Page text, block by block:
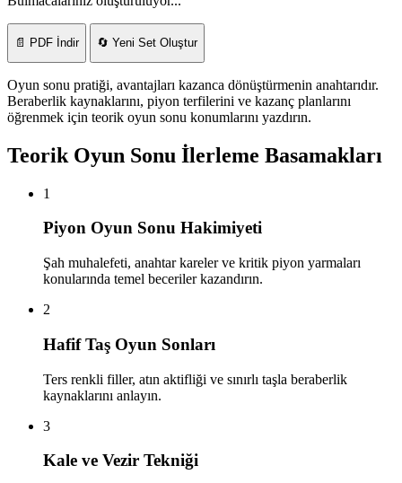
📄 PDF İndir 🔄 Yeni Set Oluştur
Oyun sonu pratiği, avantajları kazanca dönüştürmenin anahtarıdır.
Beraberlik kaynaklarını, piyon terfilerini ve kazanç planlarını
öğrenmek için teorik oyun sonu konumlarını yazdırın.
Teorik Oyun Sonu İlerleme Basamakları
1
Piyon Oyun Sonu Hakimiyeti
Şah muhalefeti, anahtar kareler ve kritik piyon yarmaları
konularında temel beceriler kazandırın.
2
Hafif Taş Oyun Sonları
Ters renkli filler, atın aktifliği ve sınırlı taşla beraberlik
kaynaklarını anlayın.
3
Kale ve Vezir Tekniği